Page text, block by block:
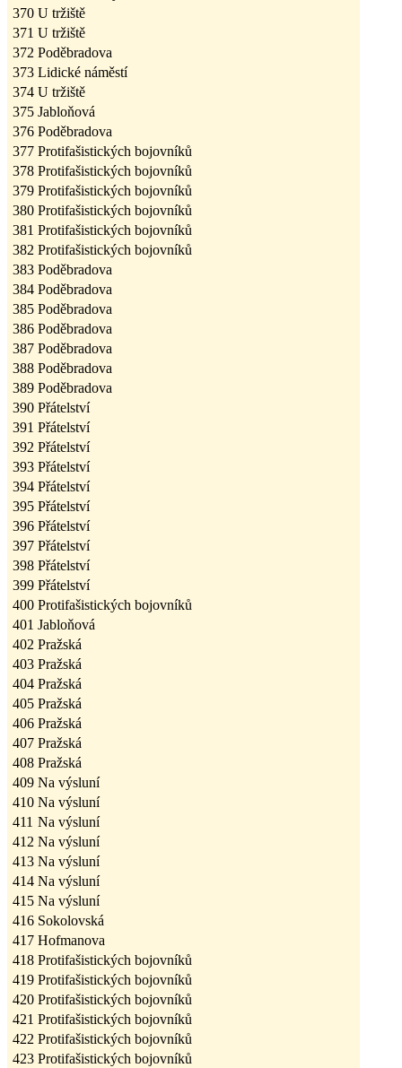
370 U tržiště
371 U tržiště
372 Poděbradova
373 Lidické náměstí
374 U tržiště
375 Jabloňová
376 Poděbradova
377 Protifašistických bojovníků
378 Protifašistických bojovníků
379 Protifašistických bojovníků
380 Protifašistických bojovníků
381 Protifašistických bojovníků
382 Protifašistických bojovníků
383 Poděbradova
384 Poděbradova
385 Poděbradova
386 Poděbradova
387 Poděbradova
388 Poděbradova
389 Poděbradova
390 Přátelství
391 Přátelství
392 Přátelství
393 Přátelství
394 Přátelství
395 Přátelství
396 Přátelství
397 Přátelství
398 Přátelství
399 Přátelství
400 Protifašistických bojovníků
401 Jabloňová
402 Pražská
403 Pražská
404 Pražská
405 Pražská
406 Pražská
407 Pražská
408 Pražská
409 Na výsluní
410 Na výsluní
411 Na výsluní
412 Na výsluní
413 Na výsluní
414 Na výsluní
415 Na výsluní
416 Sokolovská
417 Hofmanova
418 Protifašistických bojovníků
419 Protifašistických bojovníků
420 Protifašistických bojovníků
421 Protifašistických bojovníků
422 Protifašistických bojovníků
423 Protifašistických bojovníků